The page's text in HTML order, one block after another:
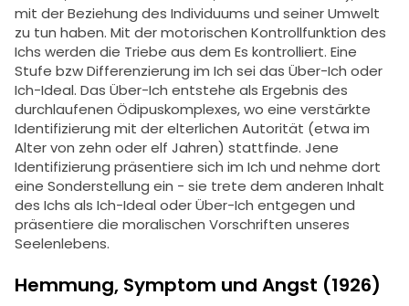
mit der Beziehung des Individuums und seiner Umwelt
zu tun haben. Mit der motorischen Kontrollfunktion des
Ichs werden die Triebe aus dem Es kontrolliert. Eine
Stufe bzw Differenzierung im Ich sei das Über-Ich oder
Ich-Ideal. Das Über-Ich entstehe als Ergebnis des
durchlaufenen Ödipuskomplexes, wo eine verstärkte
Identifizierung mit der elterlichen Autorität (etwa im
Alter von zehn oder elf Jahren) stattfinde. Jene
Identifizierung präsentiere sich im Ich und nehme dort
eine Sonderstellung ein - sie trete dem anderen Inhalt
des Ichs als Ich-Ideal oder Über-Ich entgegen und
präsentiere die moralischen Vorschriften unseres
Seelenlebens.
Hemmung, Symptom und Angst (1926)